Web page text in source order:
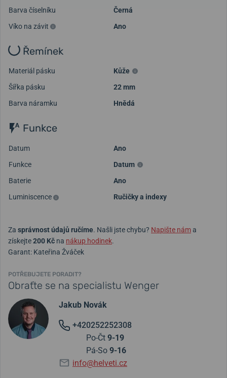
Barva číselníku
Černá
Víko na závit
Ano
Řemínek
Materiál pásku
Kůže
Šířka pásku
22 mm
Barva náramku
Hnědá
Funkce
Datum
Ano
Funkce
Datum
Baterie
Ano
Luminiscence
Ručičky a indexy
Za správnost údajů ručíme. Našli jste chybu? Napište náma
získejte200 Kč na nákup hodinek.
Garant: Kateřina Žváček
POTŘEBUJETE PORADIT?
Obraťte se na specialistu Wenger
Jakub Novák
+420252252308
Po-Čt 9-19
Pá-So 9-16
info@helveti.cz